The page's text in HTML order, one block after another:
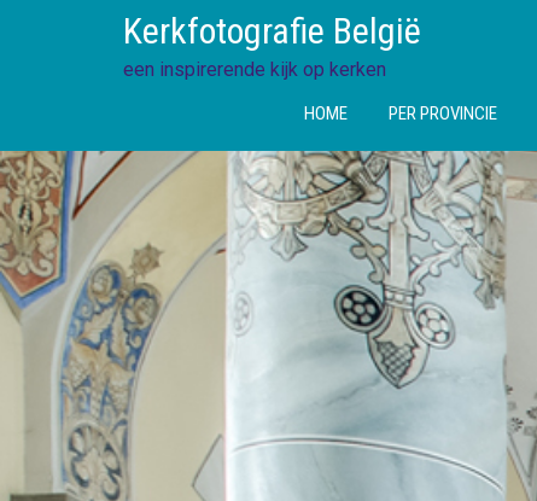
Kerkfotografie België
een inspirerende kijk op kerken
HOME PER PROVINCIE